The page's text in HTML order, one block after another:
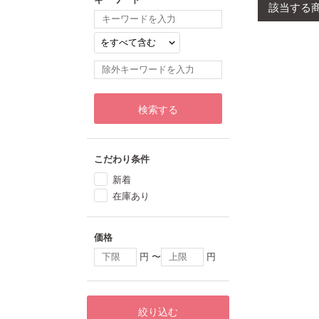
該当する
検索する
こだわり条件
新着
在庫あり
価格
円 〜 円
絞り込む